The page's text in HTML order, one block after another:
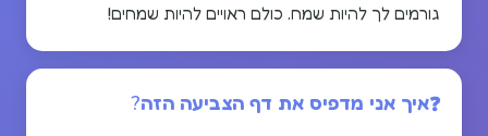
גורמים לך להיות שמח. כולם ראויים להיות שמחים!
איך אני מדפיס את דף הצביעה הזה?